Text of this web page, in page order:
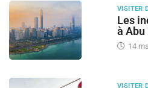
VISITER
Les
à Abu
14
VISITER